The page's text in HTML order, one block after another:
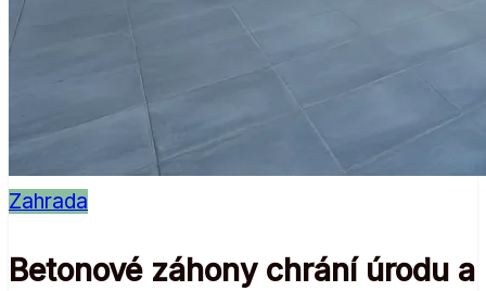
Zahrada
Betonové záhony chrání úrodu a